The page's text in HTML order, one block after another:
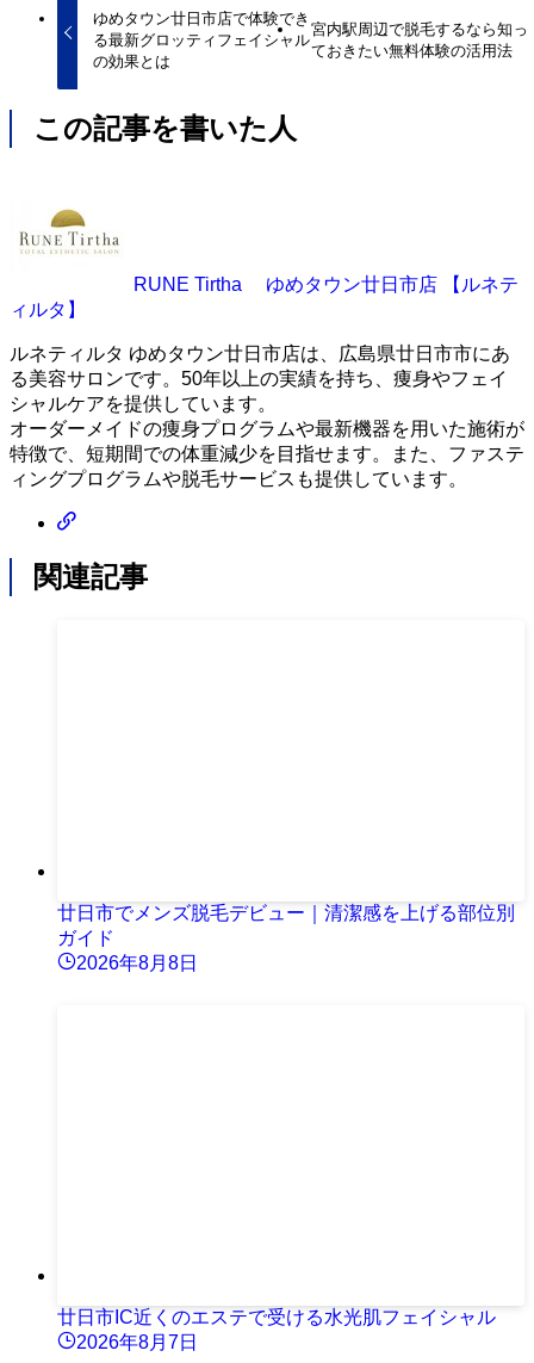
ゆめタウン廿日市店で体験でき
る最新グロッティフェイシャル
の効果とは
宮内駅周辺で脱毛するなら知っ
ておきたい無料体験の活用法
この記事を書いた人
RUNE Tirtha ゆめタウン廿日市店 【ルネテ
ィルタ】
ルネティルタ ゆめタウン廿日市店は、広島県廿日市市にあ
る美容サロンです。50年以上の実績を持ち、痩身やフェイ
シャルケアを提供しています。
オーダーメイドの痩身プログラムや最新機器を用いた施術が
特徴で、短期間での体重減少を目指せます。また、ファステ
ィングプログラムや脱毛サービスも提供しています。
関連記事
廿日市でメンズ脱毛デビュー｜清潔感を上げる部位別
ガイド
2026年8月8日
廿日市IC近くのエステで受ける水光肌フェイシャル
2026年8月7日